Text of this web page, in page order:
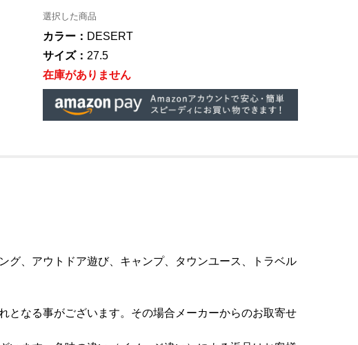
選択した商品
カラー： DESERT
サイズ： 27.5
在庫がありません
グ、アウトドア遊び、キャンプ、タウンユース、トラベル
なる事がございます。その場合メーカーからのお取寄せ